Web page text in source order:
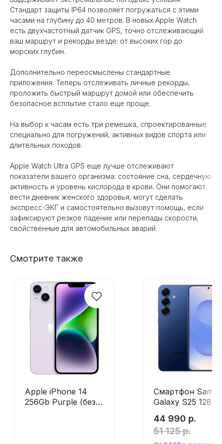
Стандарт защиты IP64 позволяет погружаться с этими
часами на глубину до 40 метров. В новых Apple Watch
есть двухчастотный датчик GPS, точно отслеживающий
ваш маршрут и рекорды везде: от высоких гор до
морских глубин.
Дополнительно переосмыслены стандартные
приложения. Теперь отслеживать личные рекорды,
проложить быстрый маршрут домой или обеспечить
безопасное всплытие стало еще проще.
На выбор к часам есть три ремешка, спроектированные
специально для погружений, активных видов спорта или
длительных походов.
Apple Watch Ultra GPS еще лучше отслеживают
показатели вашего организма: состояние сна, сердечную
активность и уровень кислорода в крови. Они помогают
вести дневник женского здоровья, могут сделать
экспресс-ЭКГ и самостоятельно вызовут помощь, если
зафиксируют резкое падение или перепады скорости,
свойственные для автомобильных аварий.
Смотрите также
Apple iPhone 14
256Gb Purple (без
Смартфон
Galaxy S25 128Gb
44 990 р.
51 125 р.